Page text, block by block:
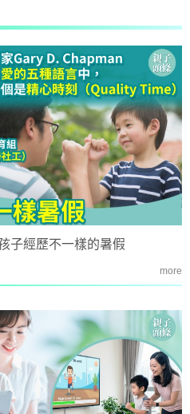
子經歷不一樣的暑假
more